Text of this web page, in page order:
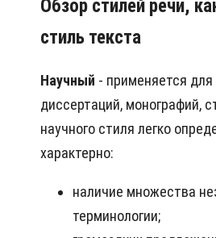
Обзор стилей речи,
стиль текста
Научный - применяется
диссертаций, монографий,
научного стиля легко
характерно:
наличие множества
терминологии;